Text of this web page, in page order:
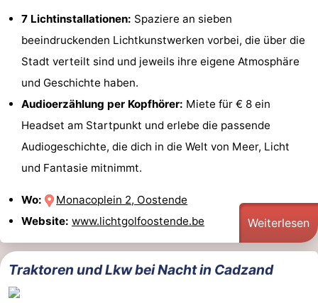
7 Lichtinstallationen: Spaziere an sieben
beeindruckenden Lichtkunstwerken vorbei, die über die
Stadt verteilt sind und jeweils ihre eigene Atmosphäre
und Geschichte haben.
Audioerzählung per Kopfhörer: Miete für € 8 ein
Headset am Startpunkt und erlebe die passende
Audiogeschichte, die dich in die Welt von Meer, Licht
und Fantasie mitnimmt.
Wo:
Monacoplein 2, Oostende
Website: www.lichtgolfoostende.be Weiterlesen
Traktoren und Lkw bei Nacht in Cadzand